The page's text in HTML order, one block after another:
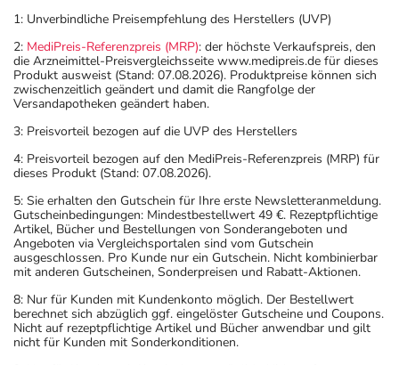
1: Unverbindliche Preisempfehlung des Herstellers (UVP)
2: MediPreis-Referenzpreis (MRP): der höchste Verkaufspreis, den
die Arzneimittel-Preisvergleichsseite www.medipreis.de für dieses
Produkt ausweist (Stand: 07.08.2026). Produktpreise können sich
zwischenzeitlich geändert und damit die Rangfolge der
Versandapotheken geändert haben.
3: Preisvorteil bezogen auf die UVP des Herstellers
4: Preisvorteil bezogen auf den MediPreis-Referenzpreis (MRP) für
dieses Produkt (Stand: 07.08.2026).
5: Sie erhalten den Gutschein für Ihre erste Newsletteranmeldung.
Gutscheinbedingungen: Mindestbestellwert 49 €. Rezeptpflichtige
Artikel, Bücher und Bestellungen von Sonderangeboten und
Angeboten via Vergleichsportalen sind vom Gutschein
ausgeschlossen. Pro Kunde nur ein Gutschein. Nicht kombinierbar
mit anderen Gutscheinen, Sonderpreisen und Rabatt-Aktionen.
8: Nur für Kunden mit Kundenkonto möglich. Der Bestellwert
berechnet sich abzüglich ggf. eingelöster Gutscheine und Coupons.
Nicht auf rezeptpflichtige Artikel und Bücher anwendbar und gilt
nicht für Kunden mit Sonderkonditionen.